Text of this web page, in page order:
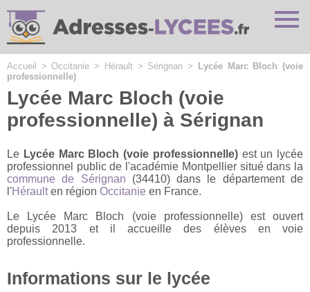
Accueil >Occitanie > Hérault> Sérignan > Lycée Marc Bloch (voie
professionnelle)
Lycée Marc Bloch (voie
professionnelle) à Sérignan
Le Lycée Marc Bloch (voie professionnelle)est un lycée
professionnel public de l'académie Montpellier situé dans la
commune de Sérignan (34410) dans le département de
l'Héraulten région Occitanie en France.
Le Lycée Marc Bloch (voie professionnelle) est ouvert
depuis 2013 et il accueille des élèves en voie
professionnelle.
Informations sur le lycée